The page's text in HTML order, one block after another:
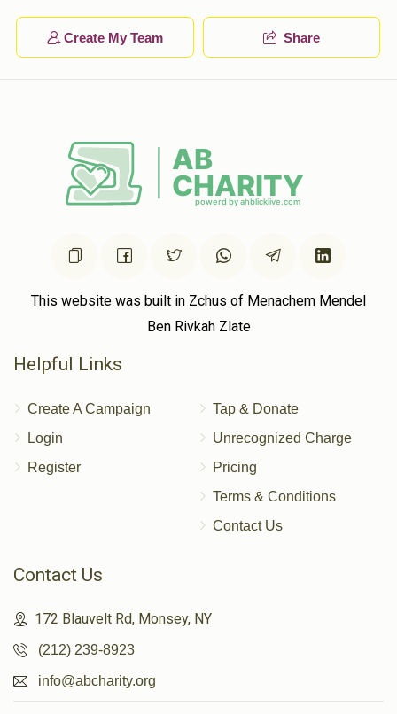
1 year ago $18.00
Create My Team Share
This website was built in Zchus of Menachem Mendel
Ben Rivkah Zlate
Helpful Links
Create A Campaign
Login
Register
Tap & Donate
Unrecognized Charge
Pricing
Terms & Conditions
Contact Us
Contact Us
172 Blauvelt Rd, Monsey, NY
(212) 239-8923
info@abcharity.org